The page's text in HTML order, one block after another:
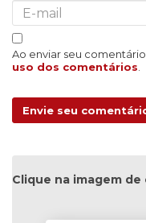
Ao enviar seu
uso dos comentários
Envie seu
Clique na imagem de